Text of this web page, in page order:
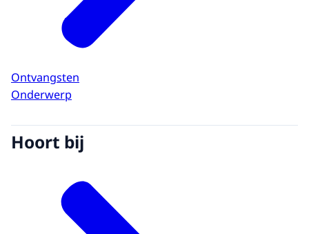
Ontvangsten
Onderwerp
Hoort bij